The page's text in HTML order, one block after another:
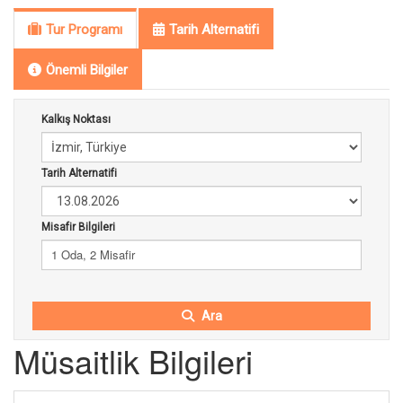
Tur Programı Tarih Alternatifi
Önemli Bilgiler
Kalkış Noktası
Tarih Alternatifi
Misafir Bilgileri
1 Oda, 2 Misafir
Ara
Müsaitlik Bilgileri